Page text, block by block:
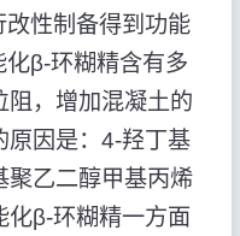
性制备得到功能
β-环糊精含有多
阻，增加混凝土的
原因是：4-羟丁基
聚乙二醇甲基丙烯
化β-环糊精一方面